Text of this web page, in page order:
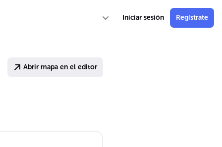
Iniciar sesión Regístrate
Abrir mapa en el editor